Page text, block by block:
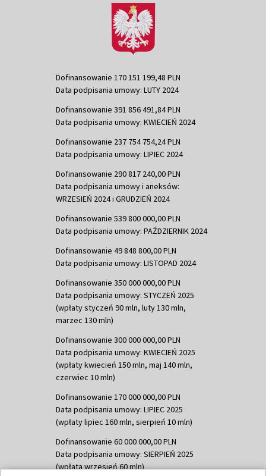
Dofinansowanie 170 151 199,48 PLN
Data podpisania umowy: LUTY 2024
Dofinansowanie 391 856 491,84 PLN
Data podpisania umowy: KWIECIEŃ 2024
Dofinansowanie 237 754 754,24 PLN
Data podpisania umowy: LIPIEC 2024
Dofinansowanie 290 817 240,00 PLN
Data podpisania umowy i aneksów:
WRZESIEŃ 2024 i GRUDZIEŃ 2024
Dofinansowanie 539 800 000,00 PLN
Data podpisania umowy: PAŹDZIERNIK 2024
Dofinansowanie 49 848 800,00 PLN
Data podpisania umowy: LISTOPAD 2024
Dofinansowanie 350 000 000,00 PLN
Data podpisania umowy: STYCZEŃ 2025
(wpłaty styczeń 90 mln, luty 130 mln,
marzec 130 mln)
Dofinansowanie 300 000 000,00 PLN
Data podpisania umowy: KWIECIEŃ 2025
(wpłaty kwiecień 150 mln, maj 140 mln,
czerwiec 10 mln)
Dofinansowanie 170 000 000,00 PLN
Data podpisania umowy: LIPIEC 2025
(wpłaty lipiec 160 mln, sierpień 10 mln)
Dofinansowanie 60 000 000,00 PLN
Data podpisania umowy: SIERPIEŃ 2025
(wpłata wrzesień 60 mln)